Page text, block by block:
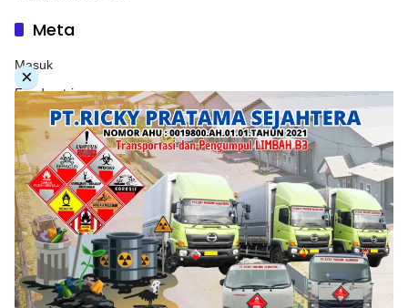
Meta
Masuk
Feed entri
Feed komentar
WordPress.org
Copyright © 2026. PT. Herwandy Baharuddin Grup. All
×